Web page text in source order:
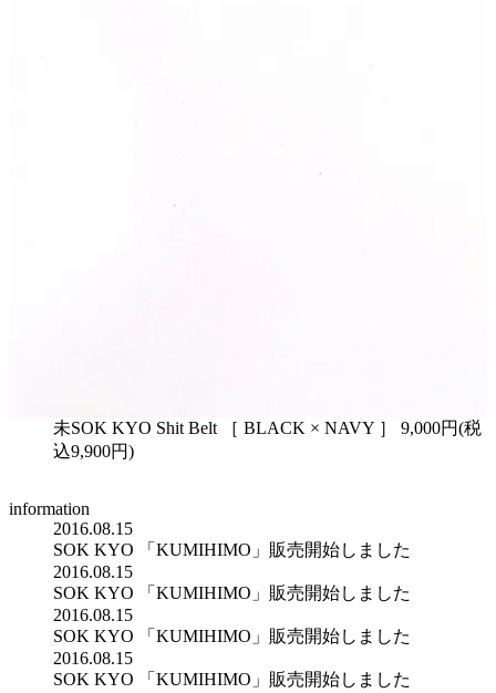
未SOK KYO Shit Belt ［ BLACK × NAVY ］ 9,000円(税
込9,900円)
information
2016.08.15
SOK KYO 「KUMIHIMO」販売開始しました
2016.08.15
SOK KYO 「KUMIHIMO」販売開始しました
2016.08.15
SOK KYO 「KUMIHIMO」販売開始しました
2016.08.15
SOK KYO 「KUMIHIMO」販売開始しました